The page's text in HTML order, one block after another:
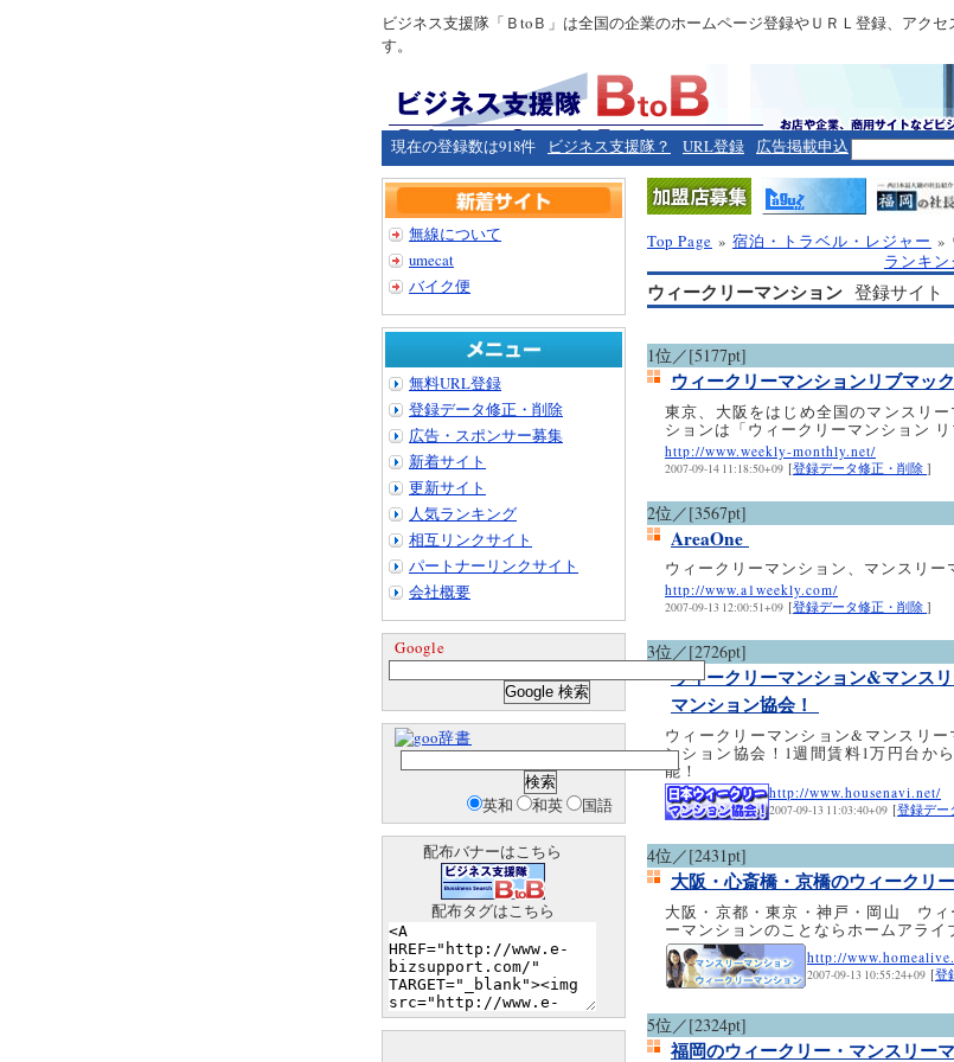
ビジネス支援隊「ＢtoＢ」は全国の企業のホームページ登録やＵＲＬ登録、アク
す。
現在の登録数は918件 ビジネス支援隊？ URL登録 広告掲載申込
Top Page » 宿泊・トラベル・レジャー »
ランキ
ウィークリーマンション 登録サイト
1位／[5177pt]
ウィークリーマンションリブマッ
東京、大阪をはじめ全国のマンスリ
ションは「ウィークリーマンション リ
http://www.weekly-monthly.net/
2007-09-14 11:18:50+09 [登録データ修正・削除 ]
2位／[3567pt]
AreaOne
ウィークリーマンション、マンスリー
http://www.a1weekly.com/
2007-09-13 12:00:51+09 [登録データ修正・削除 ]
3位／[2726pt]
ウィークリーマンション&マンス
マンション協会！
ウィークリーマンション&マンスリ
ンション協会！1週間賃料1万円台か
能！
http://www.housenavi.net/
2007-09-13 11:03:40+09 [登録デー
4位／[2431pt]
大阪・心斎橋・京橋のウィークリ
大阪・京都・東京・神戸・岡山 ウ
ーマンションのことならホームアライ
http://
2007-09-13 10:55:24+09 [登
5位／[2324pt]
福岡のウィークリー・マンスリー
無線について
umecat
バイク便
無料URL登録
登録データ修正・削除
広告・スポンサー募集
新着サイト
更新サイト
人気ランキング
相互リンクサイト
パートナーリンクサイト
会社概要
Google
辞書
英和 和英 国語
配布バナーはこちら
配布タグはこちら